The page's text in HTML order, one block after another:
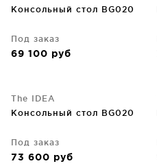
Консольный стол BG020
Под заказ
69 100 руб
The IDEA
Консольный стол BG020
Под заказ
73 600 руб